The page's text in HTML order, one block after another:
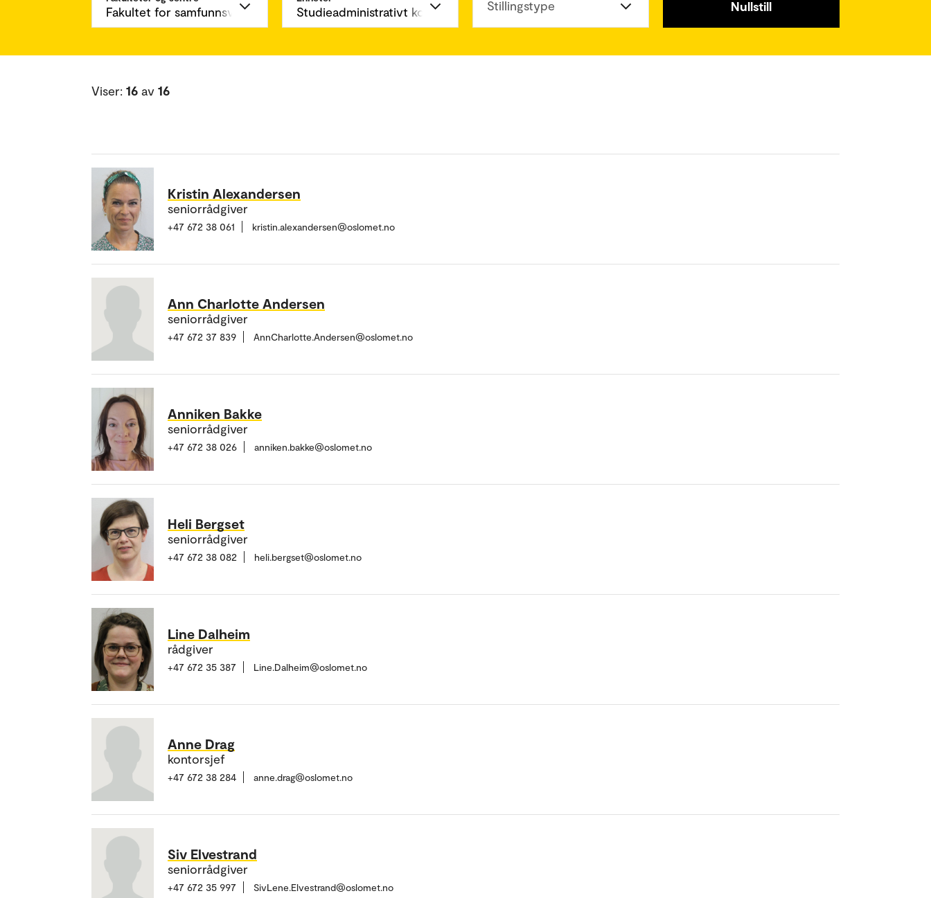
Stillingstype Nullstill
Viser: 16 av 16
Kristin Alexandersen
seniorrådgiver
+47 672 38 061 kristin.alexandersen@oslomet.no
Ann Charlotte Andersen
seniorrådgiver
+47 672 37 839 AnnCharlotte.Andersen@oslomet.no
Anniken Bakke
seniorrådgiver
+47 672 38 026 anniken.bakke@oslomet.no
Heli Bergset
seniorrådgiver
+47 672 38 082 heli.bergset@oslomet.no
Line Dalheim
rådgiver
+47 672 35 387 Line.Dalheim@oslomet.no
Anne Drag
kontorsjef
+47 672 38 284 anne.drag@oslomet.no
Siv Elvestrand
seniorrådgiver
+47 672 35 997 SivLene.Elvestrand@oslomet.no